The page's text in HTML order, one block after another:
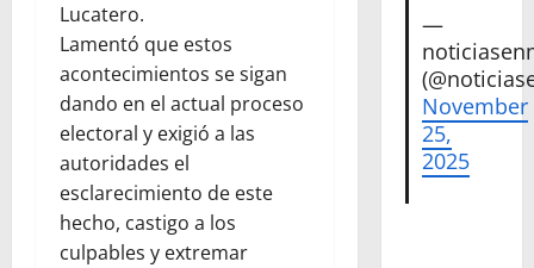
Lucatero.
Lamentó que estos
acontecimientos se sigan
dando en el actual proceso
electoral y exigió a las
autoridades el
esclarecimiento de este
hecho, castigo a los
culpables y extremar
—
November
25,
2025